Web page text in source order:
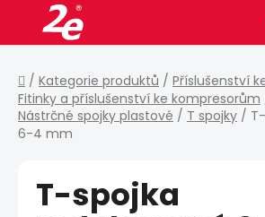
obsah
Domů
/ Kategorie produktů / Příslušenství
Fitinky a příslušenství ke kompresorům
Nástrčné spojky plastové / T spojky /
6-4 mm
T-spojka